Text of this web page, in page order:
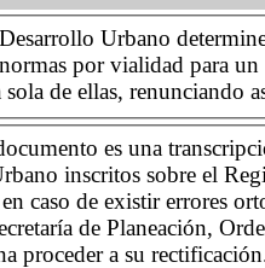
Urbano
por vialidad para
de ellas, renunciando
es una
inscritos sobre el
caso de existir errores
de Planeación,
proceder a su